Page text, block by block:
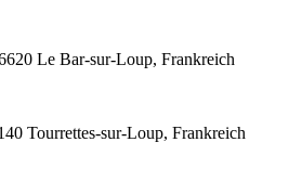
Le Bar-sur-Loup, Frankreich
Tourrettes-sur-Loup, Frankreich